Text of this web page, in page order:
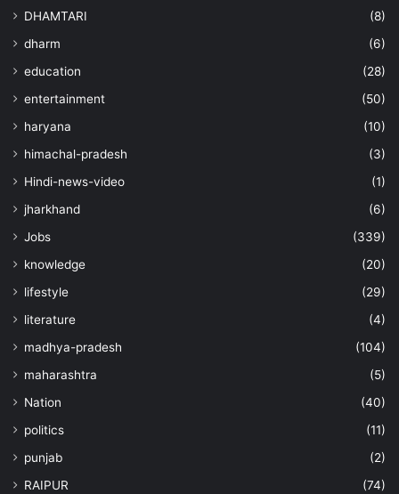
DHAMTARI
(8)
dharm
(6)
education
(28)
entertainment
(50)
haryana
(10)
himachal-pradesh
(3)
Hindi-news-video
(1)
jharkhand
(6)
Jobs
(339)
knowledge
(20)
lifestyle
(29)
literature
(4)
madhya-pradesh
(104)
maharashtra
(5)
Nation
(40)
politics
(11)
punjab
(2)
RAIPUR
(74)